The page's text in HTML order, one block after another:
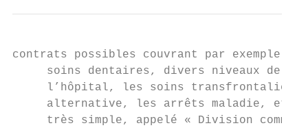
contrats possibles couvrant par
soins dentaires, divers niveaux de
l’hôpital, les soins
alternative, les arrêts maladie,
très simple, appelé « Division